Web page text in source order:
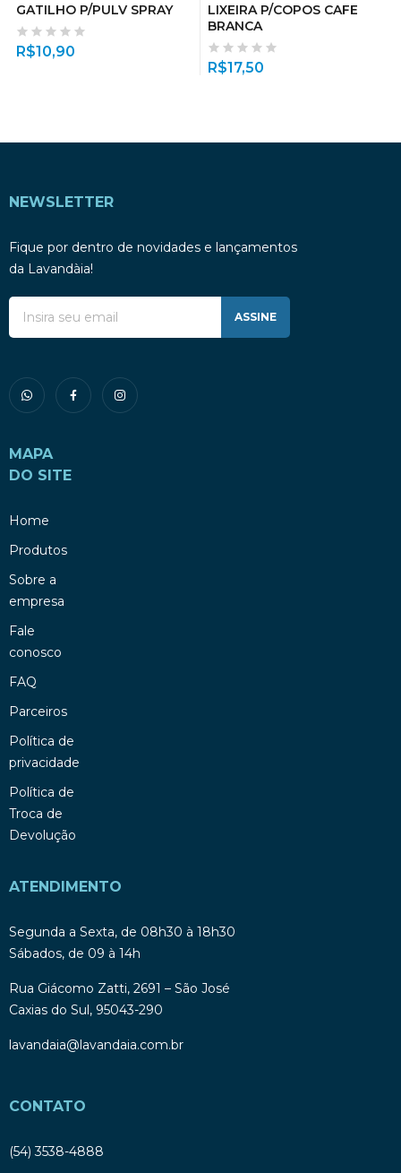
GATILHO P/PULV SPRAY
R$10,90
LIXEIRA P/COPOS CAFE
BRANCA
R$17,50
NEWSLETTER
Fique por dentro de novidades e lançamentos
da Lavandàia!
ASSINE
MAPA
DO SITE
Home
Produtos
Sobre a
empresa
Fale
conosco
FAQ
Parceiros
Política de
privacidade
Política de
Troca de
Devolução
ATENDIMENTO
Segunda a Sexta, de 08h30 à 18h30
Sábados, de 09 à 14h
Rua Giácomo Zatti, 2691 – São José
Caxias do Sul, 95043-290
lavandaia@lavandaia.com.br
CONTATO
(54) 3538-4888